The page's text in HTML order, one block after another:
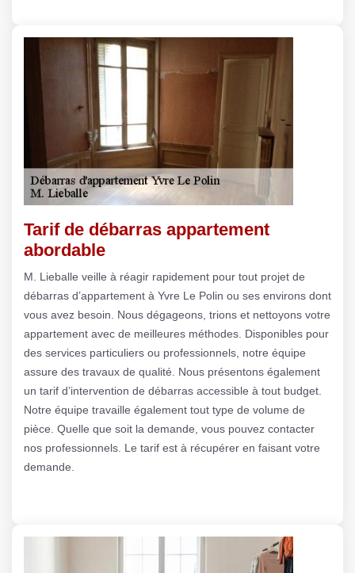
Tarif de débarras appartement
abordable
M. Lieballe veille à réagir rapidement pour tout projet de
débarras d’appartement à Yvre Le Polin ou ses environs dont
vous avez besoin. Nous dégageons, trions et nettoyons votre
appartement avec de meilleures méthodes. Disponibles pour
des services particuliers ou professionnels, notre équipe
assure des travaux de qualité. Nous présentons également
un tarif d’intervention de débarras accessible à tout budget.
Notre équipe travaille également tout type de volume de
pièce. Quelle que soit la demande, vous pouvez contacter
nos professionnels. Le tarif est à récupérer en faisant votre
demande.